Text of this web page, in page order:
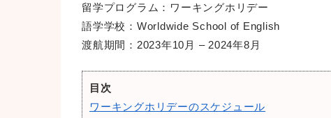
留学プログラム：ワーキングホリデー
語学学校：Worldwide School of English
渡航期間：2023年10月 – 2024年8月
目次
ワーキングホリデーのスケジュール